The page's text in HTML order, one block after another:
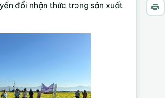
đổi nhận thức trong sản xuất